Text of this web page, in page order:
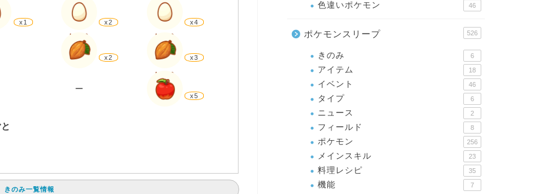
x1 x2 x4
Lv.30
x2
Lv.60
x3
ー
Lv.60
x5
きのみ一覧情報
色違いポケモン 46
ポケモンスリープ 526
きのみ 6
アイテム 18
イベント 46
タイプ 6
ニュース 2
フィールド 8
ポケモン 256
メインスキル 23
料理レシピ 35
機能 7